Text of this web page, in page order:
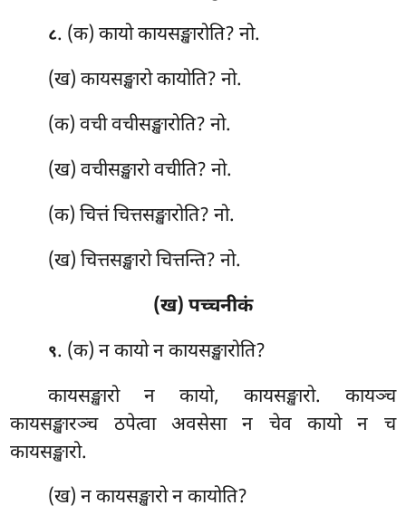
८. (क) कायोकायसङ्खारोति? नो.
(ख) कायसङ्खारो कायोति? नो.
(क) वची वचीसङ्खारोति? नो.
(ख) वचीसङ्खारो वचीति? नो.
(क) चित्तं चित्तसङ्खारोति? नो.
(ख) चित्तसङ्खारो चित्तन्ति? नो.
(ख) पच्चनीकं
९. (क) न कायो न कायसङ्खारोति?
कायसङ्खारो न कायो, कायसङ्खारो. कायञ्च
कायसङ्खारञ्च ठपेत्वा अवसेसा न चेव कायो न च
कायसङ्खारो.
(ख) न कायसङ्खारो न कायोति?